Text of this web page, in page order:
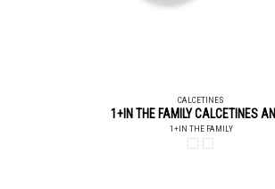
CALCETINES
1+IN THE FAMILY CALCETINES
1+IN THE FAMILY